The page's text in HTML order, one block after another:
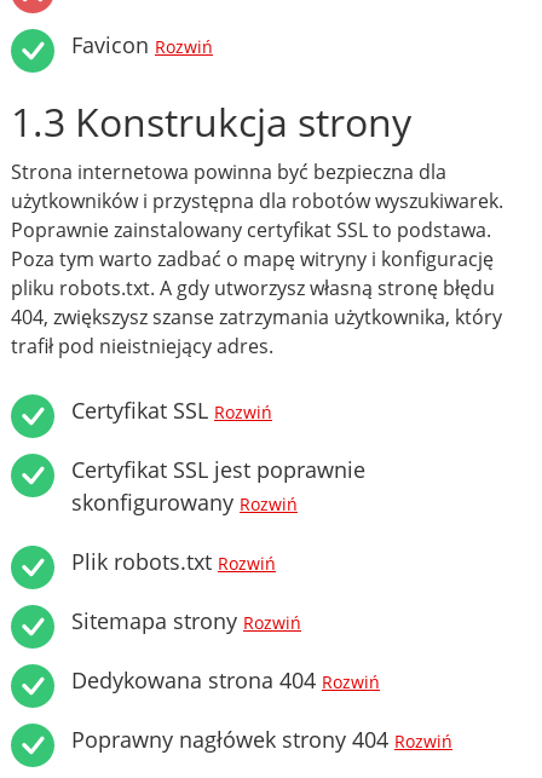
Favicon Rozwiń
1.3 Konstrukcja strony
Strona internetowa powinna być bezpieczna dla
użytkowników i przystępna dla robotów wyszukiwarek.
Poprawnie zainstalowany certyfikat SSL to podstawa.
Poza tym warto zadbać o mapę witryny i konfigurację
pliku robots.txt. A gdy utworzysz własną stronę błędu
404, zwiększysz szanse zatrzymania użytkownika, który
trafił pod nieistniejący adres.
Certyfikat SSL Rozwiń
Certyfikat SSL jest poprawnie
skonfigurowany Rozwiń
Plik robots.txt Rozwiń
Sitemapa strony Rozwiń
Dedykowana strona 404 Rozwiń
Poprawny nagłówek strony 404 Rozwiń